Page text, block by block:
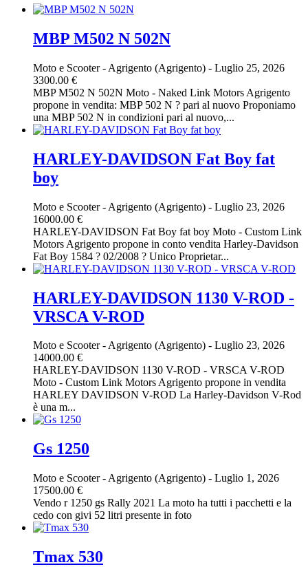
MBP M502 N 502N
Moto e Scooter- Agrigento (Agrigento) - Luglio 25, 2026
3300.00 €
MBP M502 N 502N Moto - Naked Link Motors Agrigento
propone in vendita: MBP 502 N ? pari al nuovo Proponiamo
una MBP 502 N in condizioni pari al nuovo,...
HARLEY-DAVIDSON Fat Boy fat
boy
Moto e Scooter- Agrigento (Agrigento) - Luglio 23, 2026
16000.00 €
HARLEY-DAVIDSON Fat Boy fat boy Moto - Custom Link
Motors Agrigento propone in conto vendita Harley-Davidson
Fat Boy 1584 ? 02/2008 ? Unico Proprietar...
HARLEY-DAVIDSON 1130 V-ROD -
VRSCA V-ROD
Moto e Scooter-Agrigento (Agrigento) - Luglio 23, 2026
14000.00 €
HARLEY-DAVIDSON 1130 V-ROD - VRSCA V-ROD
Moto - Custom Link Motors Agrigento propone in vendita
HARLEY DAVIDSON V-ROD La Harley-Davidson V-Rod
è una m...
Gs 1250
Moto e Scooter- Agrigento (Agrigento) - Luglio 1, 2026
17500.00 €
Vendo r 1250 gs Rally 2021 La moto ha tutti i pacchetti e la
cedo con givi 52 litri presente in foto
Tmax 530